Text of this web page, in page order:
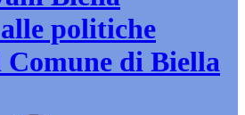
politiche
di Biella